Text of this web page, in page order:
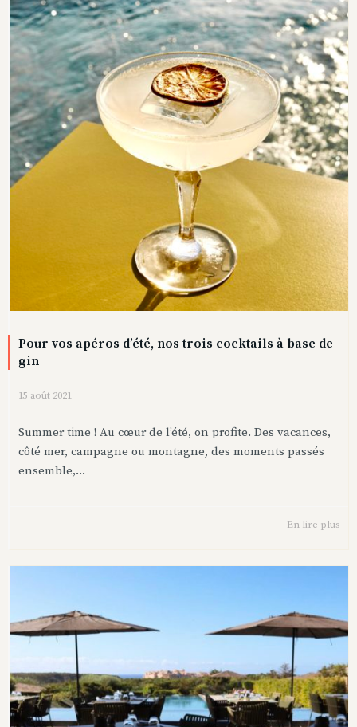
Pour vos apéros d’été, nos trois cocktails à base de
gin
15 août 2021
Summer time ! Au cœur de l’été, on profite. Des vacances,
côté mer, campagne ou montagne, des moments passés
ensemble,...
En lire plus